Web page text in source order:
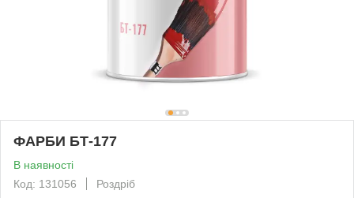
ФАРБИ БТ-177
В наявності
Код: 131056
Роздріб